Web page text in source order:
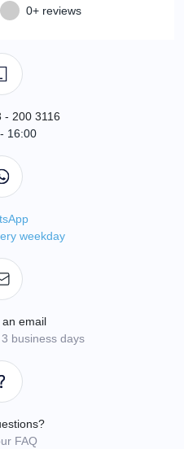
0+ reviews
- 200 3116
16:00
weekday
email
business days
FAQ